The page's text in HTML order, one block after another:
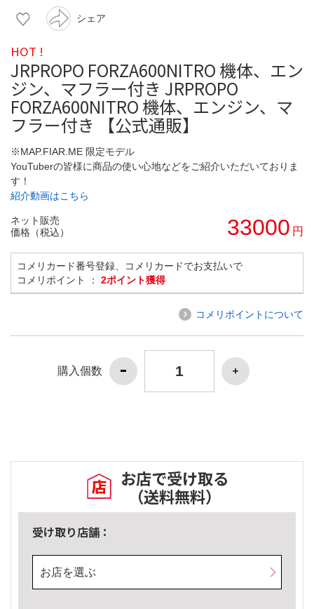
シェア
HOT !
JRPROPO FORZA600NITRO 機体、エン
ジン、マフラー付き JRPROPO
FORZA600NITRO 機体、エンジン、マ
フラー付き 【公式通販】
※MAP.FIAR.ME 限定モデル
YouTuberの皆様に商品の使い心地などをご紹介いただいておりま
す！
紹介動画はこちら
ネット販売
価格（税込）
33000 円
コメリカード番号登録、コメリカードでお支払いで
コメリポイント ： 2ポイント獲得
コメリポイントについて
購入個数
お店で受け取る
（送料無料）
受け取り店舗：
お店を選ぶ